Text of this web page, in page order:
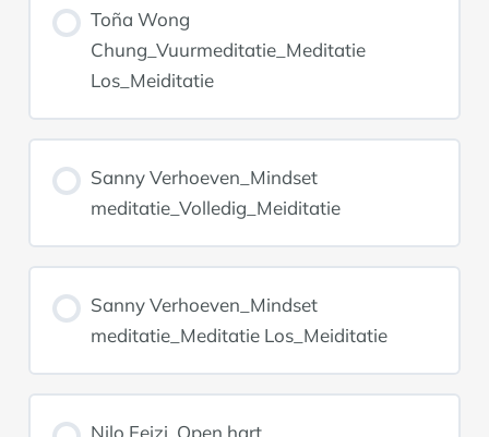
Toña Wong
Chung_Vuurmeditatie_Meditatie
Los_Meiditatie
Sanny Verhoeven_Mindset
meditatie_Volledig_Meiditatie
Sanny Verhoeven_Mindset
meditatie_Meditatie Los_Meiditatie
Nilo Feizi_Open hart